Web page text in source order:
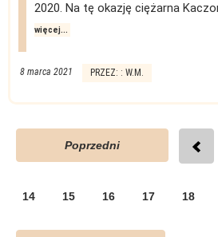
2020. Na tę okazję ciężarna
więcej...
8 marca 2021 PRZEZ: : W.M.
Poprzedni
14 15 16 17 18